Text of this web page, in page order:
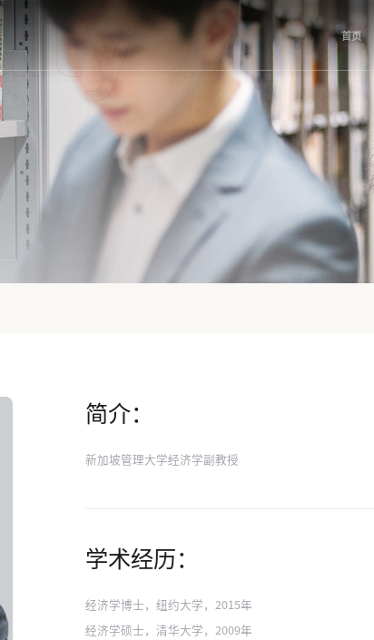
首页
简介：
新加坡管理大学经济学副教授
学术经历：
经济学博士，纽约大学，2015年
经济学硕士，清华大学，2009年